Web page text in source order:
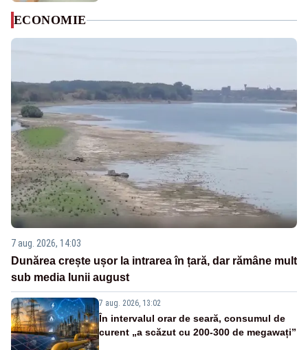
ECONOMIE
7 aug. 2026, 14:03
Dunărea crește ușor la intrarea în țară, dar rămâne mult
sub media lunii august
7 aug. 2026, 13:02
În intervalul orar de seară, consumul de
curent „a scăzut cu 200-300 de megawați”